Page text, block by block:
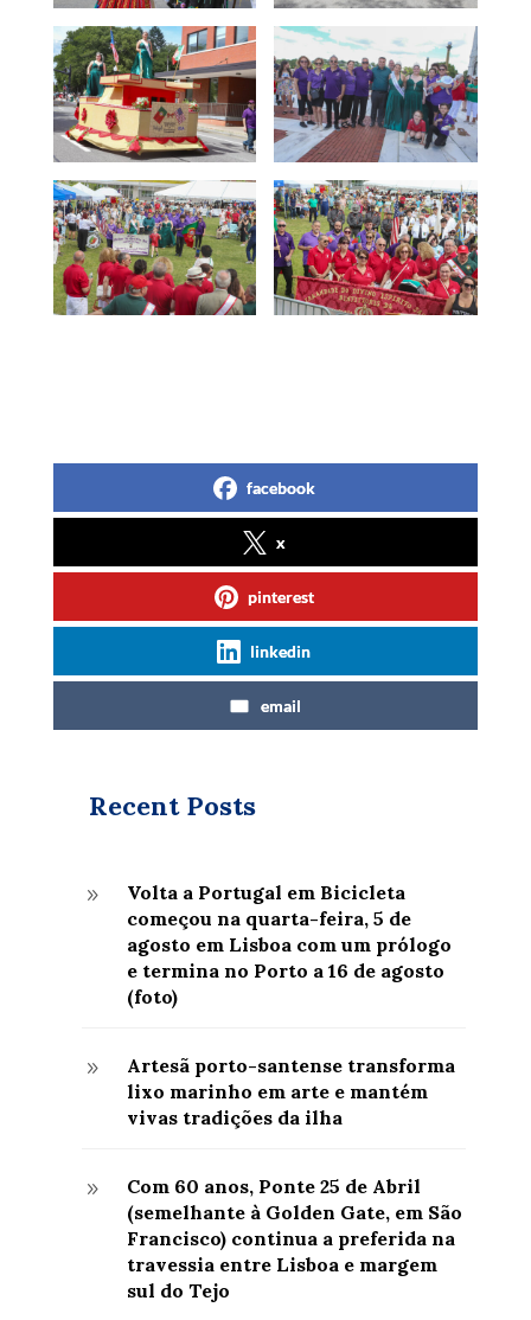
facebook
x
pinterest
linkedin
email
Recent Posts
9
Volta a Portugal em Bicicleta
começou na quarta-feira, 5 de
agosto em Lisboa com um prólogo
e termina no Porto a 16 de agosto
(foto)
9
Artesã porto-santense transforma
lixo marinho em arte e mantém
vivas tradições da ilha
9
Com 60 anos, Ponte 25 de Abril
(semelhante à Golden Gate, em São
Francisco) continua a preferida na
travessia entre Lisboa e margem
sul do Tejo